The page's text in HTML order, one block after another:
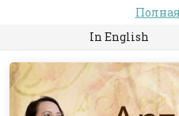
In English